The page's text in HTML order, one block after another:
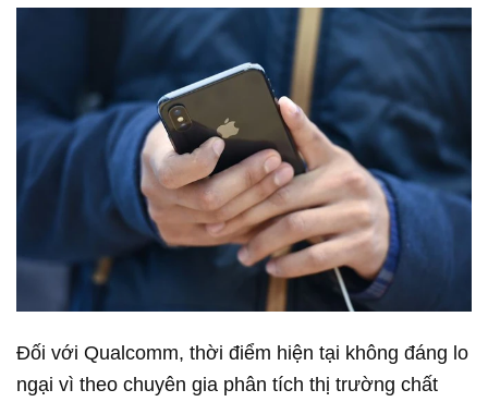
Đối với Qualcomm, thời điểm hiện tại không đáng lo
ngại vì theo chuyên gia phân tích thị trường chất